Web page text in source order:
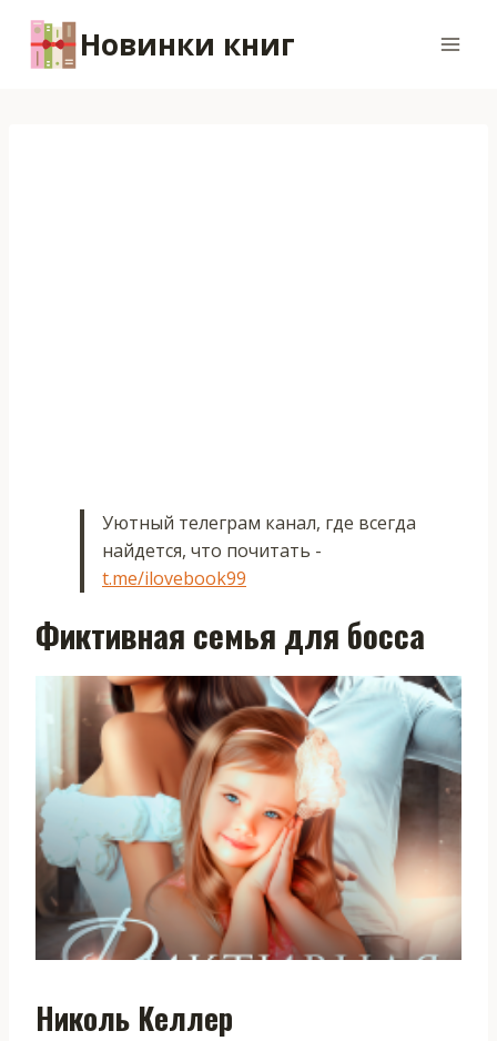
содержимому
Новинки книг
Уютный телеграм канал, где всегда
найдется, что почитать -
t.me/ilovebook99
Фиктивная семья для босса
Николь Келлер